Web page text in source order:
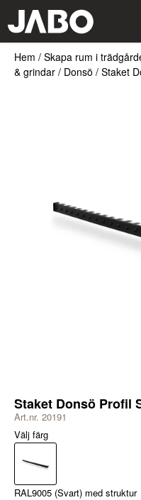
Hem / Skapa rum i
& grindar / Donsö / Staket
Staket Donsö Profil
Art.nr. 20191
Välj färg
RAL9005 (Svart) med struktur